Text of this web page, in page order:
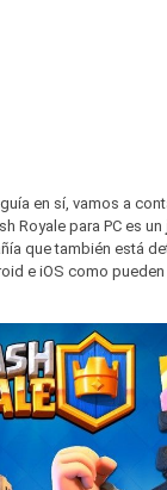
en sí, vamos a
Royale para PC es un
que también está
e iOS como pueden